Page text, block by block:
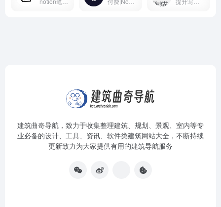
建筑曲奇导航 ，致力于收集整理建筑、规划、景观、室内等专
业必备的设计、工具、资讯、软件类建筑网站大全，不断持续
更新致力为大家提供有用的建筑导航服务